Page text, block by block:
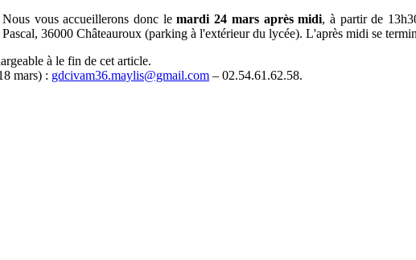
Nous vous accueillerons donc lemardi 24 mars après midi, à partir de
Pascal, 36000 Châteauroux (parking à l'extérieur du lycée). L'après midi se
à le fin de cet article.
mars) : gdcivam36.maylis@gmail.com – 02.54.61.62.58.